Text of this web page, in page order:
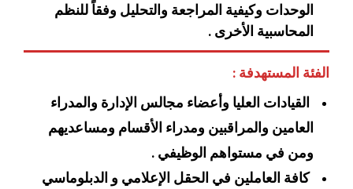
الوحدات وكيفية المراجعة والتحليل وفقاً للنظم
المحاسبية الأخرى .
الفئة المستهدفة :
القيادات العليا وأعضاء مجالس الإدارة والمدراء
العامين والمراقبين ومدراء الأقسام ومساعديهم
ومن في مستواهم الوظيفي .
كافة العاملين في الحقل الإعلامي و الدبلوماسي